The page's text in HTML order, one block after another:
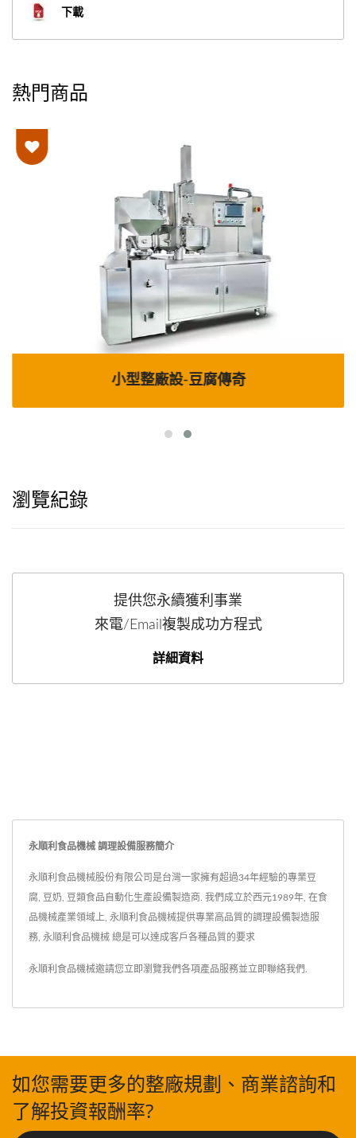
下載
熱門商品
小型整廠設-豆腐傳奇
瀏覽紀錄
提供您永續獲利事業
來電/Email複製成功方程式
詳細資料
永順利食品機械 調理設備服務簡介
永順利食品機械股份有限公司是台灣一家擁有超過34年經驗的專業豆
腐, 豆奶, 豆類食品自動化生產設備製造商. 我們成立於西元1989年, 在食
品機械產業領域上, 永順利食品機械提供專業高品質的調理設備製造服
務, 永順利食品機械 總是可以達成客戶各種品質的要求
永順利食品機械邀請您立即瀏覽我們各項產品服務並 立即聯絡我們
如您需要更多的整廠規劃、商業諮詢和
了解投資報酬率?